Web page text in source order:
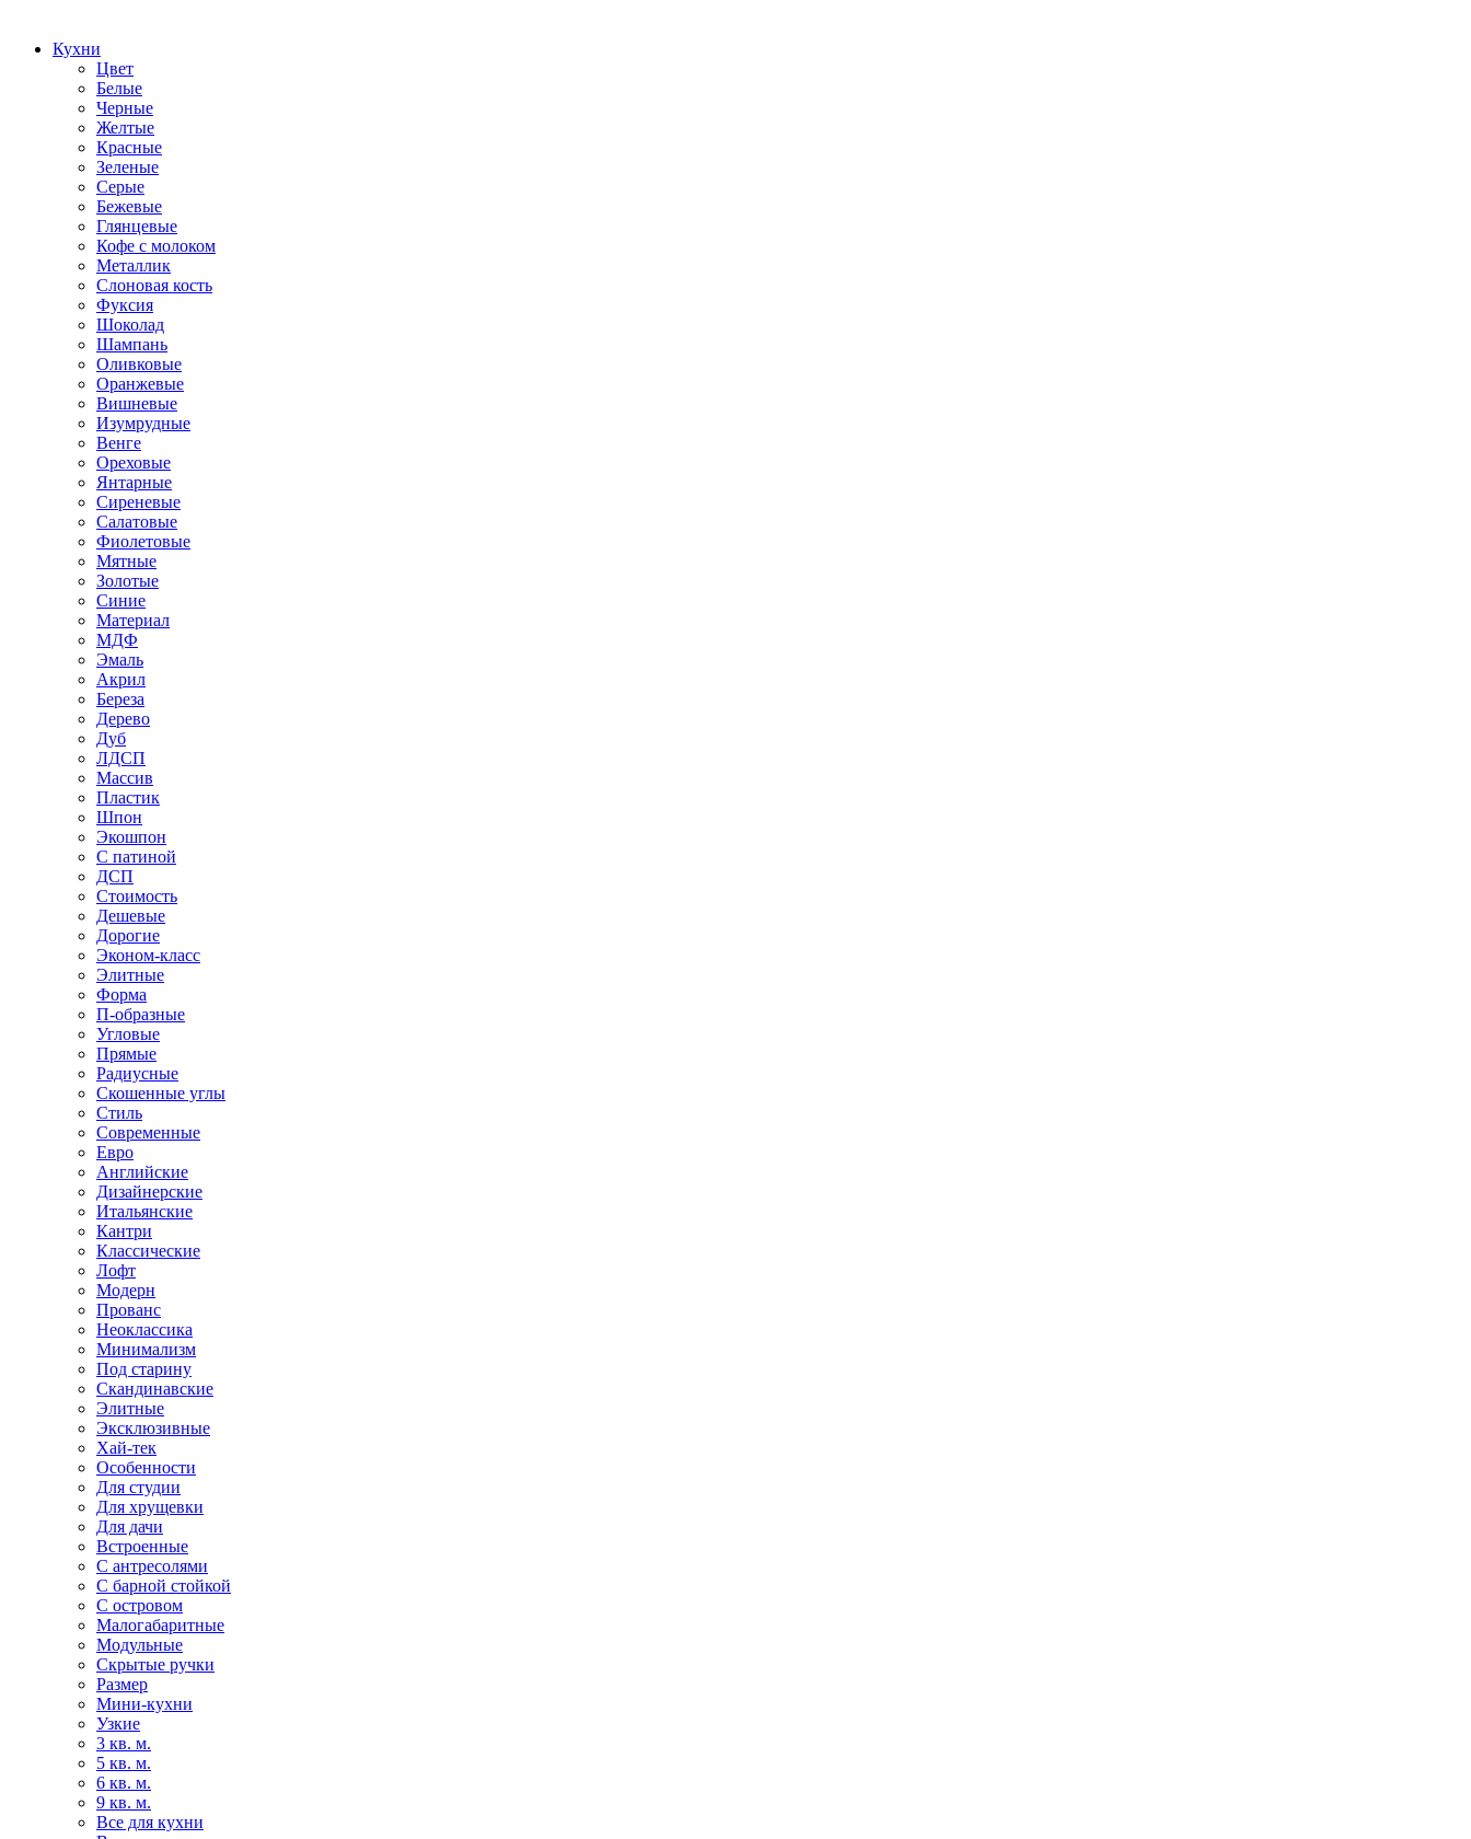
Кухни
Цвет
Белые
Черные
Желтые
Красные
Зеленые
Серые
Бежевые
Глянцевые
Кофе с молоком
Металлик
Слоновая кость
Фуксия
Шоколад
Шампань
Оливковые
Оранжевые
Вишневые
Изумрудные
Венге
Ореховые
Янтарные
Сиреневые
Салатовые
Фиолетовые
Мятные
Золотые
Синие
Материал
МДФ
Эмаль
Акрил
Береза
Дерево
Дуб
ЛДСП
Массив
Пластик
Шпон
Экошпон
С патиной
ДСП
Стоимость
Дешевые
Дорогие
Эконом-класс
Элитные
Форма
П-образные
Угловые
Прямые
Радиусные
Скошенные углы
Стиль
Современные
Евро
Английские
Дизайнерские
Итальянские
Кантри
Классические
Лофт
Модерн
Прованс
Неоклассика
Минимализм
Под старину
Скандинавские
Элитные
Эксклюзивные
Хай-тек
Особенности
Для студии
Для хрущевки
Для дачи
Встроенные
С антресолями
С барной стойкой
С островом
Малогабаритные
Модульные
Скрытые ручки
Размер
Мини-кухни
Узкие
3 кв. м.
5 кв. м.
6 кв. м.
9 кв. м.
Все для кухни